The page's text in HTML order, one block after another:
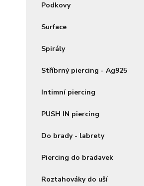
Podkovy
Surface
Spirály
Stříbrný piercing - Ag925
Intimní piercing
PUSH IN piercing
Do brady - labrety
Piercing do bradavek
Roztahováky do uší